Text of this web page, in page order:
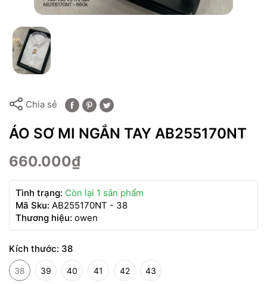
Chia sẻ
ÁO SƠ MI NGẮN TAY AB255170NT
660.000₫
Tình trạng: Còn lại 1 sản phẩm
Mã Sku: AB255170NT - 38
Thương hiệu: owen
Kích thước: 38
38 39 40 41 42 43